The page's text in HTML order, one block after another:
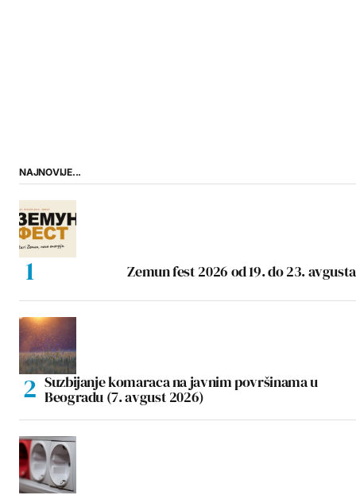
NAJNOVIJE...
Zemun fest 2026 od 19. do 23. avgusta
Suzbijanje komaraca na javnim površinama u
Beogradu (7. avgust 2026)